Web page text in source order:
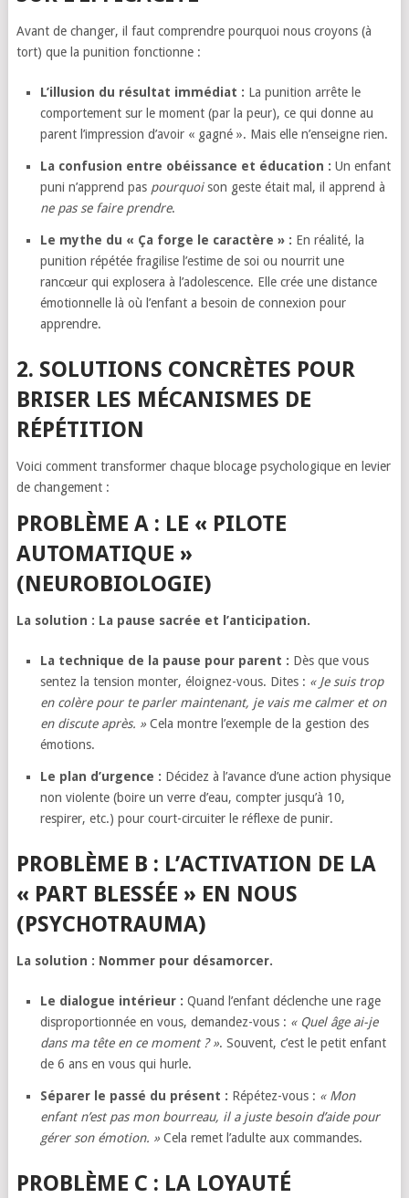
Avant de changer, il faut comprendre pourquoi nous croyons (à
tort) que la punition fonctionne :
L’illusion du résultat immédiat : La punition arrête le
comportement sur le moment (par la peur), ce qui donne au
parent l’impression d’avoir « gagné ». Mais elle n’enseigne rien.
La confusion entre obéissance et éducation : Un enfant
puni n’apprend pas pourquoison geste était mal, il apprend à
ne pas se faire prendre.
Le mythe du « Ça forge le caractère » : En réalité, la
punition répétée fragilise l’estime de soi ou nourrit une
rancœur qui explosera à l’adolescence. Elle crée une distance
émotionnelle là où l’enfant a besoin de connexion pour
apprendre.
2. SOLUTIONS CONCRÈTES POUR
BRISER LES MÉCANISMES DE
RÉPÉTITION
Voici comment transformer chaque blocage psychologique en levier
de changement :
PROBLÈME A : LE « PILOTE
AUTOMATIQUE »
(NEUROBIOLOGIE)
La solution : La pause sacrée et l’anticipation.
La technique de la pause pour parent : Dès que vous
sentez la tension monter, éloignez-vous. Dites : « Je suis trop
en colère pour te parler maintenant, je vais me calmer et on
en discute après. » Cela montre l’exemple de la gestion des
émotions.
Le plan d’urgence : Décidez à l’avance d’une action physique
non violente (boire un verre d’eau, compter jusqu’à 10,
respirer, etc.) pour court-circuiter le réflexe de punir.
PROBLÈME B : L’ACTIVATION DE LA
« PART BLESSÉE » EN NOUS
(PSYCHOTRAUMA)
La solution : Nommer pour désamorcer.
Le dialogue intérieur : Quand l’enfant déclenche une rage
disproportionnée en vous, demandez-vous : « Quel âge ai-je
dans ma tête en ce moment ? ». Souvent, c’est le petit enfant
de 6 ans en vous qui hurle.
Séparer le passé du présent : Répétez-vous : « Mon
enfant n’est pas mon bourreau, il a juste besoin d’aide pour
gérer son émotion. » Cela remet l’adulte aux commandes.
PROBLÈME C : LA LOYAUTÉ